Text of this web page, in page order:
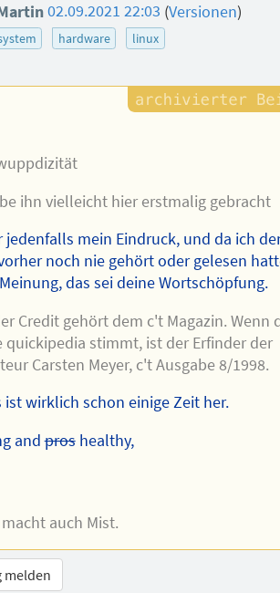
02.09.2021 22:03 (Versionen)
hardware linux
ihn vielleicht hier erstmalig gebracht
jedenfalls mein Eindruck, und da ich
noch nie gehört oder gelesen
das sei deine Wortschöpfung.
Credit gehört dem c't Magazin. Wenn
quickipedia stimmt, ist der Erfinder der
Carsten Meyer, c't Ausgabe 8/1998.
ist wirklich schon einige Zeit her.
andproshealthy,
auch Mist.
melden